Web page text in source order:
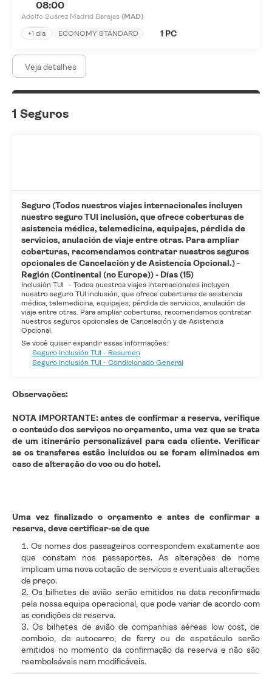
08:00
Adolfo Suárez Madrid Barajas (MAD)
+1 dia
ECONOMY STANDARD 1 PC
Veja detalhes
1 Seguros
Seguro (Todos nuestros viajes internacionales incluyen
nuestro seguro TUI inclusión, que ofrece coberturas de
asistencia médica, telemedicina, equipajes, pérdida de
servicios, anulación de viaje entre otras. Para ampliar
coberturas, recomendamos contratar nuestros seguros
opcionales de Cancelación y de Asistencia Opcional.) -
Región (Continental (no Europe)) - Días (15)
Inclusión TUI - Todos nuestros viajes internacionales incluyen
nuestro seguro TUI inclusión, que ofrece coberturas de asistencia
médica, telemedicina, equipajes, pérdida de servicios, anulación de
viaje entre otras. Para ampliar coberturas, recomendamos contratar
nuestros seguros opcionales de Cancelación y de Asistencia
Opcional.
Se você quiser expandir essas informações:
Seguro Inclusión TUI - Resumen
Seguro Inclusión TUI - Condicionado General
Observações:
NOTA IMPORTANTE: antes de confirmar a reserva, verifique
o conteúdo dos serviços no orçamento, uma vez que se trata
de um itinerário personalizável para cada cliente. Verificar
se os transferes estão incluídos ou se foram eliminados em
caso de alteração do voo ou do hotel.
Uma vez finalizado o orçamento e antes de confirmar a
reserva, deve certificar-se de que
Os nomes dos passageiros correspondem exatamente aos
que constam nos passaportes. As alterações de nome
implicam uma nova cotação de serviços e eventuais alterações
de preço.
Os bilhetes de avião serão emitidos na data reconfirmada
pela nossa equipa operacional, que pode variar de acordo com
as condições de reserva.
Os bilhetes de avião de companhias aéreas low cost, de
comboio, de autocarro, de ferry ou de espetáculo serão
emitidos no momento da confirmação da reserva e não são
reembolsáveis nem modificáveis.